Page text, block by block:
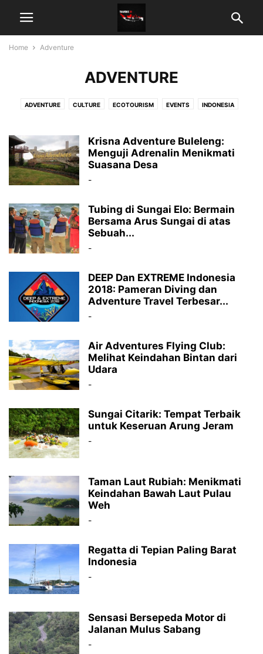
Home Adventure
ADVENTURE
ADVENTURE CULTURE ECOTOURISM EVENTS INDONESIA
SPORT TOURISMKrisna Adventure Buleleng:
Menguji Adrenalin Menikmati
Suasana Desa
-
Tubing di Sungai Elo: Bermain
Bersama Arus Sungai di atas
Sebuah...
-
DEEP Dan EXTREME Indonesia
2018: Pameran Diving dan
Adventure Travel Terbesar...
-
Air Adventures Flying Club:
Melihat Keindahan Bintan dari
Udara
-
Sungai Citarik: Tempat Terbaik
untuk Keseruan Arung Jeram
-
Taman Laut Rubiah: Menikmati
Keindahan Bawah Laut Pulau
Weh
-
Regatta di Tepian Paling Barat
Indonesia
-
Sensasi Bersepeda Motor di
Jalanan Mulus Sabang
-